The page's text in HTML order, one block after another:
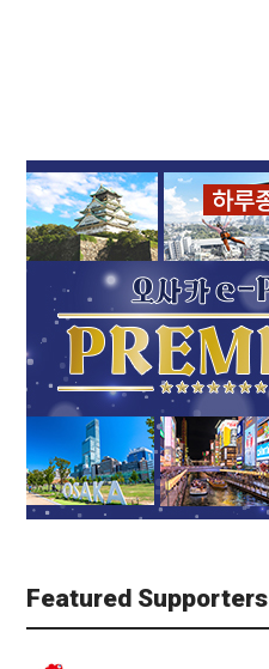
Featured Supporters